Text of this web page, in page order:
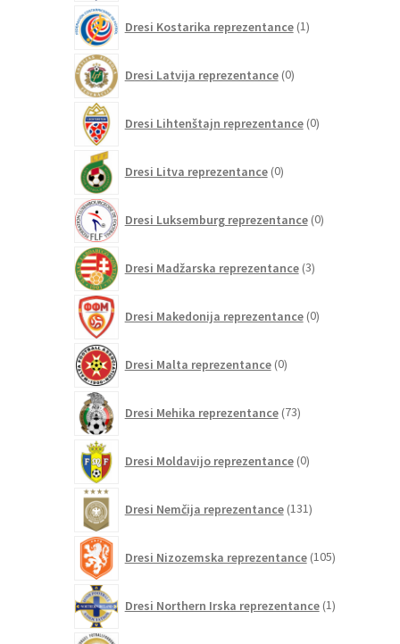
Dresi Kostarika reprezentance 1izdelek
Dresi Latvija reprezentance 0izdelkov
Dresi Lihtenštajn reprezentance 0izdelkov
Dresi Litva reprezentance 0izdelkov
Dresi Luksemburg reprezentance 0izdelkov
Dresi Madžarska reprezentance 3izdelki
Dresi Makedonija reprezentance 0izdelkov
Dresi Malta reprezentance 0izdelkov
Dresi Mehika reprezentance 73izdelkov
Dresi Moldavijo reprezentance 0izdelkov
Dresi Nemčija reprezentance 131izdelkov
Dresi Nizozemska reprezentance 105izdelkov
Dresi Northern Irska reprezentance 1izdelek